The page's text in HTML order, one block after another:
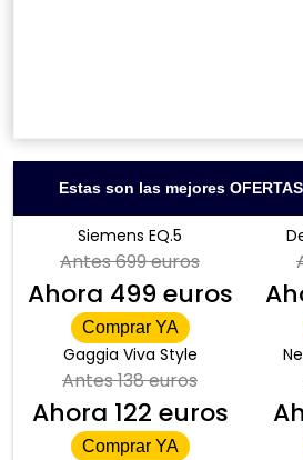
Estas son las mejores
Siemens EQ.5
Antes699 euros
Ahora 499 euros
Comprar YA
Gaggia Viva Style
Antes138 euros
Ahora 122 euros
Comprar YA